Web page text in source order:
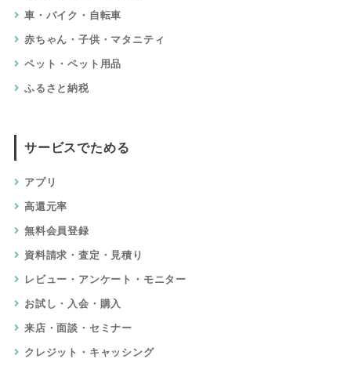
車・バイク・自転車
赤ちゃん・子供・マタニティ
ペット・ペット用品
ふるさと納税
サービスでためる
アプリ
高還元率
無料会員登録
資料請求・査定・見積り
レビュー・アンケート・モニター
お試し・入会・購入
来店・面談・セミナー
クレジット・キャッシング